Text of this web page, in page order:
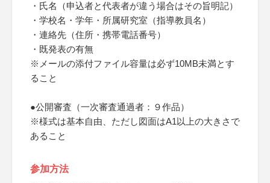
・氏名（申込者と代表者が違う場合はその旨明記）
・学校名・学年・所属研究室（指導教員名）
・連絡先（住所・携帯電話番号）
・既発表の有無
※メールの添付ファイル容量は必ず10MB未満とす
ること
●公開審査（一次審査通過者：９作品）
※様式は基本自由、ただし図面はA1以上の大きさで
あること
参加方法